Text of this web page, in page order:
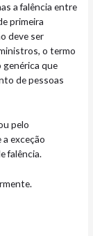
a falência entre
primeira
deve ser
o termo
genérica que
de pessoas
pelo
exceção
falência.